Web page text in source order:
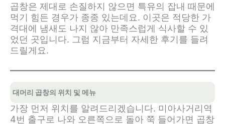
곱창은 제대로 손질하지 않으면 특유의 잡내 때문에
먹기 힘든 경우가 종종 있는데요. 이곳은 적당한 가
격대에 냄새도 나지 않아 만족스럽게 식사할 수 있
었던 곳입니다. 그럼 지금부터 자세한 후기를 들려
드릴게요.
대머리 곱창의 위치 및 메뉴
가장 먼저 위치를 알려드리겠습니다. 미아사거리역
4번 출구로 나와 오른쪽으로 돌아 쭉 들어가면 곱창